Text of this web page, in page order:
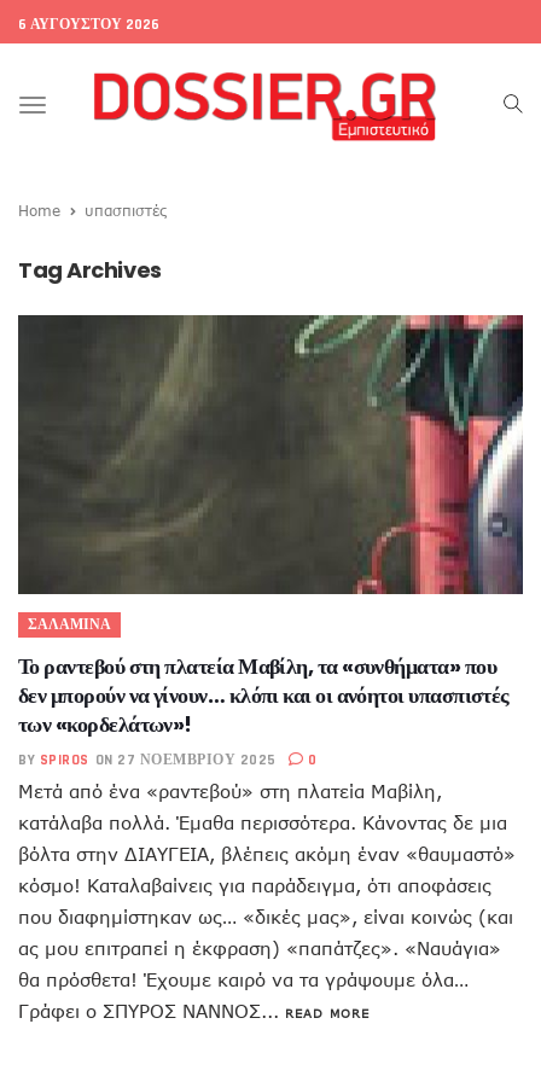
6 ΑΥΓΟΎΣΤΟΥ 2026
Toggle
Home υπασπιστές
Tag Archives
ΣΑΛΑΜΙΝΑ
Το ραντεβού στη πλατεία Μαβίλη, τα «συνθήματα» που
δεν μπορούν να γίνουν… κλόπι και οι ανόητοι υπασπιστές
των «κορδελάτων»!
BY SPIROS ON 27 ΝΟΕΜΒΡΊΟΥ 2025 0
Μετά από ένα «ραντεβού» στη πλατεία Μαβίλη,
κατάλαβα πολλά. Έμαθα περισσότερα. Κάνοντας δε μια
βόλτα στην ΔΙΑΥΓΕΙΑ, βλέπεις ακόμη έναν «θαυμαστό»
κόσμο! Καταλαβαίνεις για παράδειγμα, ότι αποφάσεις
που διαφημίστηκαν ως… «δικές μας», είναι κοινώς (και
ας μου επιτραπεί η έκφραση) «παπάτζες». «Ναυάγια»
θα πρόσθετα! Έχουμε καιρό να τα γράψουμε όλα…
Γράφει ο ΣΠΥΡΟΣ ΝΑΝΝΟΣ... READ MORE